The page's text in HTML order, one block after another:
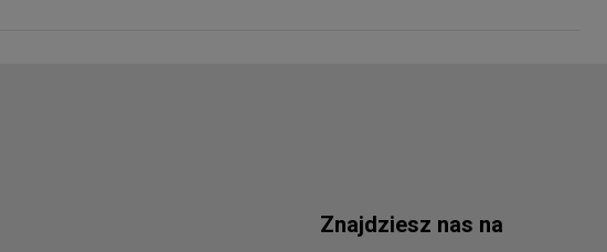
Znajdziesz nas na